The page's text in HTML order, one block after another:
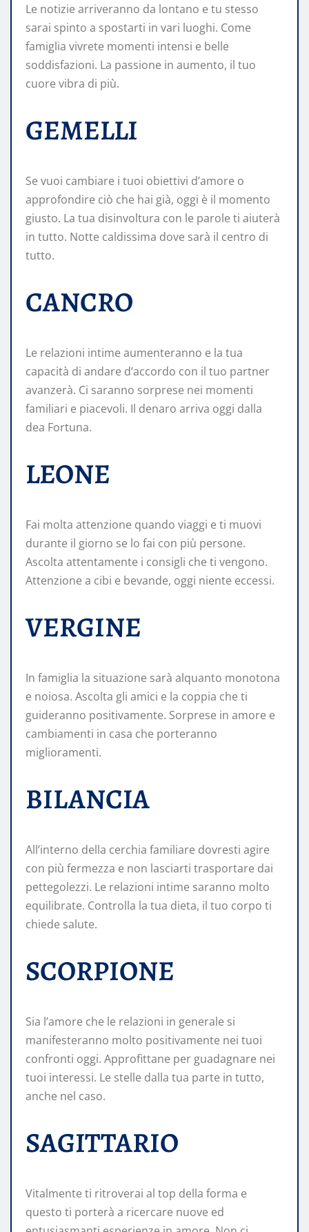
Le notizie arriveranno da lontano e tu stesso
sarai spinto a spostarti in vari luoghi. Come
famiglia vivrete momenti intensi e belle
soddisfazioni. La passione in aumento, il tuo
cuore vibra di più.
GEMELLI
Se vuoi cambiare i tuoi obiettivi d’amore o
approfondire ciò che hai già, oggi è il momento
giusto. La tua disinvoltura con le parole ti aiuterà
in tutto. Notte caldissima dove sarà il centro di
tutto.
CANCRO
Le relazioni intime aumenteranno e la tua
capacità di andare d’accordo con il tuo partner
avanzerà. Ci saranno sorprese nei momenti
familiari e piacevoli. Il denaro arriva oggi dalla
dea Fortuna.
LEONE
Fai molta attenzione quando viaggi e ti muovi
durante il giorno se lo fai con più persone.
Ascolta attentamente i consigli che ti vengono.
Attenzione a cibi e bevande, oggi niente eccessi.
VERGINE
In famiglia la situazione sarà alquanto monotona
e noiosa. Ascolta gli amici e la coppia che ti
guideranno positivamente. Sorprese in amore e
cambiamenti in casa che porteranno
miglioramenti.
BILANCIA
All’interno della cerchia familiare dovresti agire
con più fermezza e non lasciarti trasportare dai
pettegolezzi. Le relazioni intime saranno molto
equilibrate. Controlla la tua dieta, il tuo corpo ti
chiede salute.
SCORPIONE
Sia l’amore che le relazioni in generale si
manifesteranno molto positivamente nei tuoi
confronti oggi. Approfittane per guadagnare nei
tuoi interessi. Le stelle dalla tua parte in tutto,
anche nel caso.
SAGITTARIO
Vitalmente ti ritroverai al top della forma e
questo ti porterà a ricercare nuove ed